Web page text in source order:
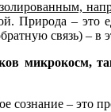
Природа – это
связь) –
микрокосм,
сознание – это